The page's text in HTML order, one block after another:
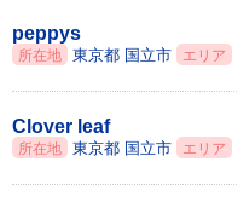
peppys
所在地 東京都 国立市 エリア
Clover leaf
所在地 東京都 国立市 エリア